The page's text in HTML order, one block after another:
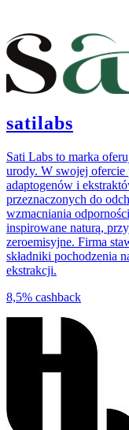
satilabs
Sati Labs to marka
urody. W swojej ofercie
adaptogenów i
przeznaczonych do
wzmacniania
inspirowane naturą,
zeroemisyjne. Firma
składniki pochodzenia
ekstrakcji.
8,5% cashback